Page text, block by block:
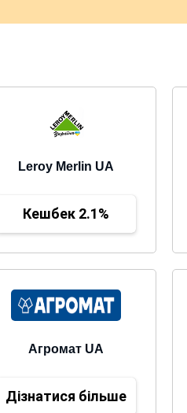
Leroy Merlin UA
Кешбек 2.1%
Агромат UA
Дізнатися більше